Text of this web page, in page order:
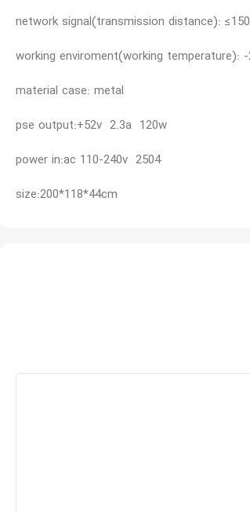
network signal(transmission distance): ≤150
material case: metal
pse output:+52v 2.3a 120w
power in:ac 110-240v 2504
size:200*118*44cm